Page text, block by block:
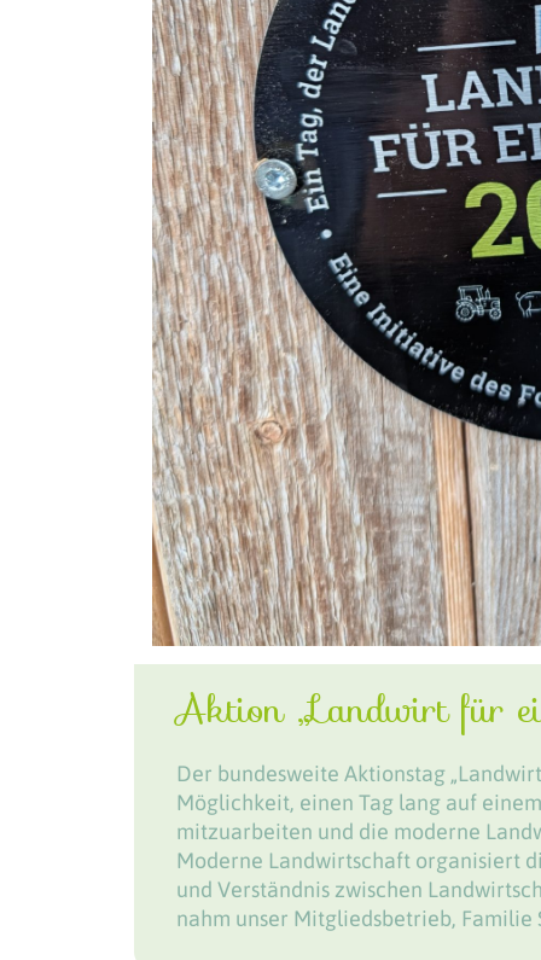
Aktion „Landwirt für
Der bundesweite Aktionstag
Möglichkeit, einen Tag lang auf
mitzuarbeiten und die moderne
Moderne Landwirtschaft organisiert
und Verständnis zwischen
nahm unser Mitgliedsbetrieb,